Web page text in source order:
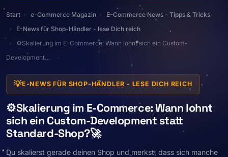
Start e-Commerce Magazin
E-Commerce News - Tipps & Tricks
E-News für Shop-Händler - lese Dich reich
⚙️Skalierung im E-Commerce: Wann lohnt sich ein Custom-
Development…
💡E-NEWS FÜR SHOP-HÄNDLER - LESE DICH REICH
⚙️Skalierung im E-Commerce: Wann lohnt
sich ein Custom-Development statt
Standard-Shop?🚀
Du skalierst gerade deinen Shop und merkst, dass sich manche